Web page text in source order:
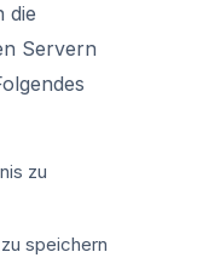
die
Servern
zu
speichern